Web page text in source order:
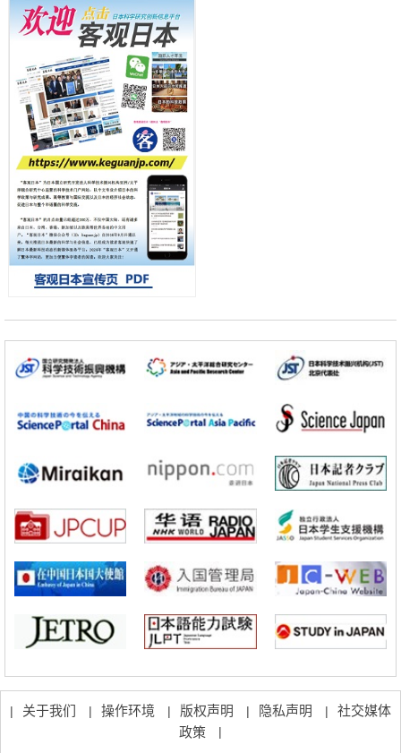
神户大学确认口服癌症疫苗B440单药给药的安全性，在转移性尿路上皮
癌患者中开展临床试验
政策
日本发布《令和8年版科学技术与创新白皮书》，解读第七期基本计划
首年度政策方向
科学研究
东京大学发现可诱导细胞死亡的新型信使物质
科学研究
东京都健康长寿医疗中心跨器官揭示衰老过程中的糖链变化
科学研究
产总研无需石油利用松脂制备石墨前驱体，可作为电池电极材料
政策
日本内阁会议通过《2026年综合创新战略》，将统筹推进科学研究与成
果转化
科学研究
苍白球外节部体积增大
科学研究
化，研发出面向单细胞质谱成像的新技术
科学研究
基础设施
科学研究
产总研无需石油利用松脂制备石墨前驱体，可作为电池电极材料
政策
日本内阁会议通过《2026年综合创新战略》，将统筹推进科学研究与成
科学研究
广岛大学发现EB病毒致病的淋巴瘤等相关疾病治疗新线索，聚焦CD80
科学研究
东京大学调查300多人MRI图像发现精神分裂症患者脑部外形特征——
苍白球外节部体积增大
化，研发出面向单细胞质谱成像的新技术
日本科学未来馆 科学交
流员
小岩井忠道 泷川 进
| 关于我们 | 操作环境 | 版权声明 | 隐私声明 | 社交媒体
政策 |